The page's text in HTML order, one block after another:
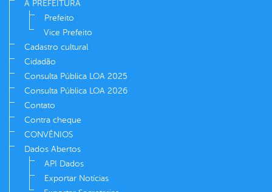
A PREFEITURA
Prefeito
Vice Prefeito
Cadastro cultural
Cidadão
Consulta Pública LOA 2025
Consulta Pública LOA 2026
Contato
Contra cheque
CONVÊNIOS
Dados Abertos
API Dados
Exportar Notícias